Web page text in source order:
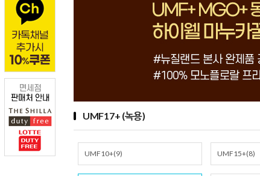
UMF17+ (녹용)
UMF10+(9) UMF15+(8)